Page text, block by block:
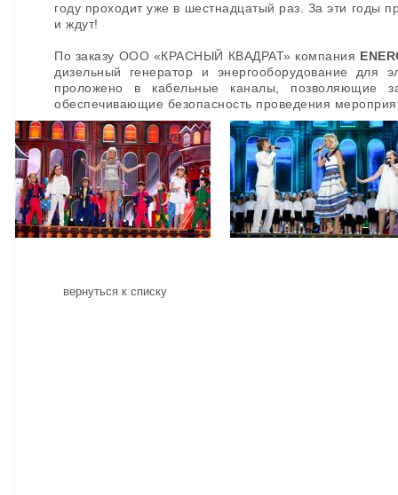
году проходит уже в шестнадцатый раз. За эти
и ждут!
По заказу ООО «КРАСНЫЙ КВАДРАТ» компания
дизельный генератор и энергооборудование для
проложено в кабельные каналы, позволяющие
обеспечивающие безопасность проведения
вернуться к списку